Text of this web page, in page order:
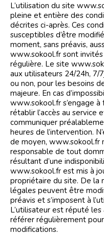
L’utilisation du site
pleine et entière des
décrites ci-après. Ces
susceptibles d’être
moment, sans préavis,
www.sokool.fr sont
régulière. Le site
aux utilisateurs 24/24h, 7/
ou non, pour les besoins
majeure. En cas
www.sokool.fr s’engage
rétablir l’accès au service
communiquer
heures de l’intervention.
de moyen, www.sokool.fr
responsable de tout
résultant d’une
www.sokool.fr est mis à
propriétaire du site. De la
légales peuvent être
préavis et s’imposent à
L’utilisateur est réputé
référer régulièrement
modifications.